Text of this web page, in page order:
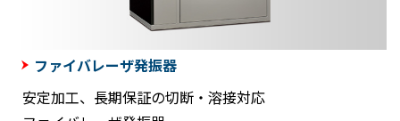
ファイバレーザ発振器
安定加工、長期保証の切断・溶接対応